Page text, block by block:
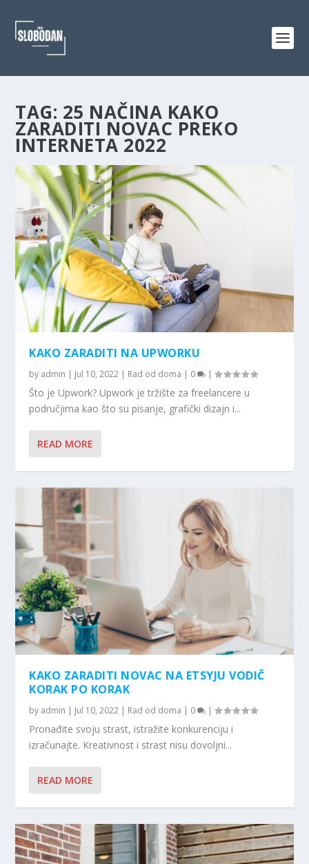
TAG: 25 NAČINA KAKO
ZARADITI NOVAC PREKO
INTERNETA 2022
KAKO ZARADITI NA UPWORKU
by admin | Jul 10, 2022 | Rad od doma | 0 |
Što je Upwork? Upwork je tržište za freelancere u
područjima kao što su pisanje, grafički dizajn i...
READ MORE
KAKO ZARADITI NOVAC NA ETSYJU VODIČ
KORAK PO KORAK
by admin | Jul 10, 2022 | Rad od doma | 0 |
Pronađite svoju strast, istražite konkurenciju i
izračunajte. Kreativnost i strast nisu dovoljni...
READ MORE